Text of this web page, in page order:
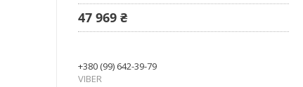
47 969 ₴
+380 (99) 642-39-79
VIBER